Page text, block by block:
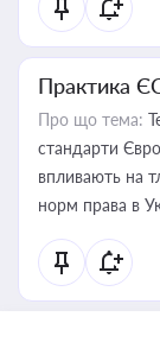
Практика
Про що тема:
стандарти
впливають на
норм права в